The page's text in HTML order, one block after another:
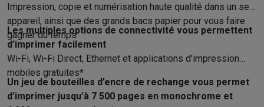
VidéoGoPro Action camsDronesCaméscopes
Accessoires photoHousses de transportFlashs & filtres
Téléphonie & montres connectées
GSMSmartphones Apple iPhone Smartphones Samsung
ReconditionnéSmartphones reconditionnés
Rachat
Protection GSMCoques iPhoneCoques SamsungToutes les
Montres connectées Montres connectéesTrackers d’activité
Impression, copie et numérisation haute qualité dans un seul
appareil, ainsi que des grands bacs papier pour vous faire
gagner du temps
Les multiples options de connectivité vous permettent
d’imprimer facilement
Wi-Fi, Wi-Fi Direct, Ethernet et applications d’impression
mobiles gratuites*
Un jeu de bouteilles d’encre de rechange vous permet
d’imprimer jusqu’à 7 500 pages en monochrome et